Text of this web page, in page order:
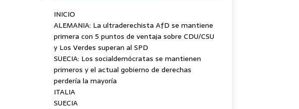
INICIO
ALEMANIA: La ultraderechista AfD se mantiene
primera con 5 puntos de ventaja sobre CDU/CSU
y Los Verdes superan al SPD
SUECIA: Los socialdemócratas se mantienen
primeros y el actual gobierno de derechas
perdería la mayoría
ITALIA
SUECIA